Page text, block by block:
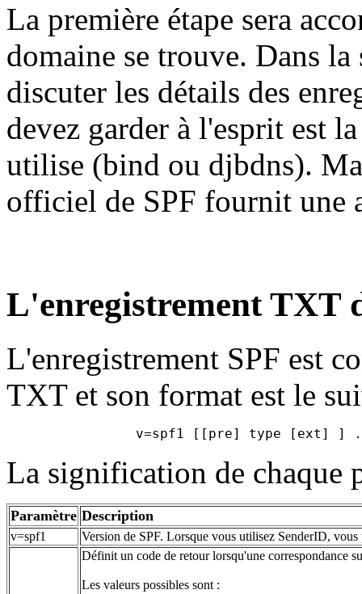
La première étape sera
domaine se trouve. Dans
discuter les détails des
devez garder à l'esprit est
utilise (bind ou djbdns).
officiel de SPF fournit une
L'enregistrement TXT
L'enregistrement SPF est
TXT et son format est le
La signification de chaque
Paramètre Description
v=spf1 Version de SPF. Lorsque vous utilisez SenderID,
Définit un code de retour lorsqu'une correspondance
Les valeurs possibles sont :